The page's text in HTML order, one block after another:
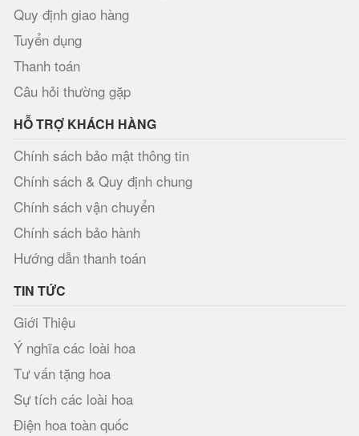
Quy định giao hàng
Tuyển dụng
Thanh toán
Câu hỏi thường gặp
HỖ TRỢ KHÁCH HÀNG
Chính sách bảo mật thông tin
Chính sách & Quy định chung
Chính sách vận chuyển
Chính sách bảo hành
Hướng dẫn thanh toán
TIN TỨC
Giới Thiệu
Ý nghĩa các loài hoa
Tư vấn tặng hoa
Sự tích các loài hoa
Điện hoa toàn quốc